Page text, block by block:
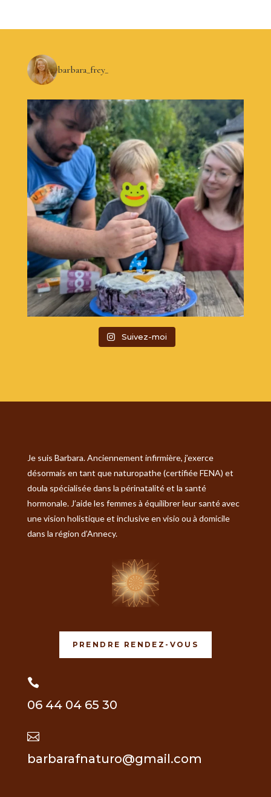
barbara_frey_
Suivez-moi
Je suis Barbara. Anciennement infirmière, j’exerce
désormais en tant que naturopathe (certifiée FENA) et
doula spécialisée dans la périnatalité et la santé
hormonale. J’aide les femmes à équilibrer leur santé avec
une vision holistique et inclusive en visio ou à domicile
dans la région d’Annecy.
PRENDRE RENDEZ-VOUS

06 44 04 65 30

barbarafnaturo@gmail.com